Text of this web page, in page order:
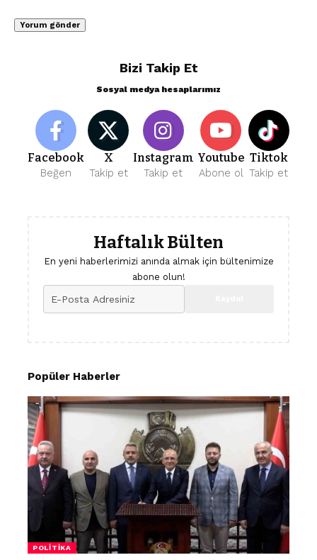
Bizi Takip Et
Sosyal medya hesaplarımız
Facebook
Beğen
X
Takip et
Instagram
Takip et
Youtube
Abone ol
Tiktok
Takip et
Haftalık Bülten
En yeni haberlerimizi anında almak için bültenimize
abone olun!
Popüler Haberler
POLITIKA